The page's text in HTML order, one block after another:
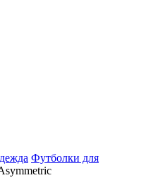
Футболки для